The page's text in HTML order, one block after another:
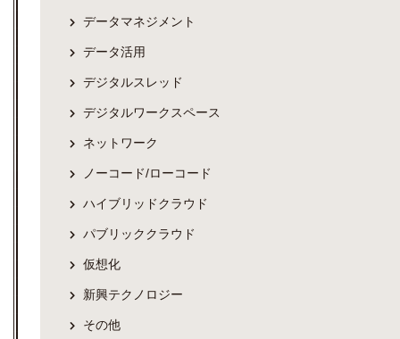
データマネジメント
データ活用
デジタルスレッド
デジタルワークスペース
ネットワーク
ノーコード/ローコード
ハイブリッドクラウド
パブリッククラウド
仮想化
新興テクノロジー
その他